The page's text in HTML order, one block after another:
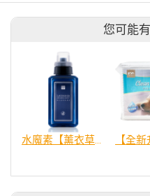
您可能
水魔素【薰衣草除臭】濃縮液【驅蚤蚊防蟑】